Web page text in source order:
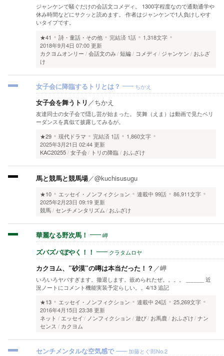
ジャンケンで騒ぐだけの会話文コメディ。 1300字程度なので通勤通学や
休み時間などにサクッと読めます。 作者はジャンケンで1人負けしやす
いタイプです。
★41
詩・童話・その他 完結済 1話
1,318文字
2018年9月4日 07:00 更新
カクヨムオンリー
会話文のみ 短編 コメディ ジャンケン
おふざ
け
女子会に降臨するトリとは？ ちかえ
女子会を舞うトリ ／ちかえ
友達同士の女子会で隠し芸が始まった。 笑舞（えま）は動画で見たベリ
ーダンスを真似て披露してみるが。
★29
現代ドラマ 完結済 1話
1,860文字
2025年3月21日 02:44 更新
KAC20255 女子会 トリの降臨 おふざけ
馬と競馬と競馬場／@kuchisusugu
★10 エッセイ・ノンフィクション 連載中 99話
86,911文字
2025年2月23日 09:19 更新
競馬
センチメンタリズム おふざけ
華麗なる野次馬！ 岬
ズバズバぼやく！！ クラタムロヤ
カクヨム、”砂漠”の噂は本当だった！？ ／岬
いろいろヤバすぎます。撤退します。嵌められたぜ。。。。 ______ 近
況ノートにコメント機能実装予定らしい。。4/13 追記
★13
エッセイ・ノンフィクション 連載中 24話
25,269文字
2016年4月15日 23:38 更新
ネット
エッセイ ノンフィクション 遊び お馬鹿 おふざけ ナン
センス
カクヨム
センチメンタルな空気感で 加藤とぐ郎No.2